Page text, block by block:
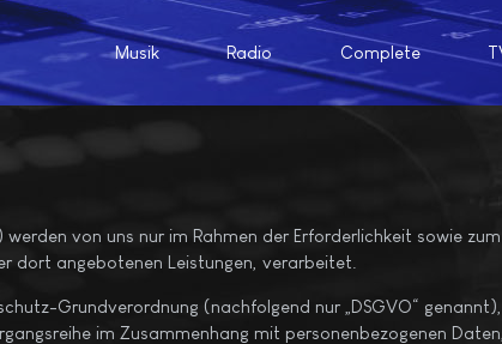
Musik Radio Complete
von uns nur im Rahmen der Erforderlichkeit sowie
dort angebotenen Leistungen, verarbeitet.
Grundverordnung (nachfolgend nur „DSGVO“
im Zusammenhang mit personenbezogenen